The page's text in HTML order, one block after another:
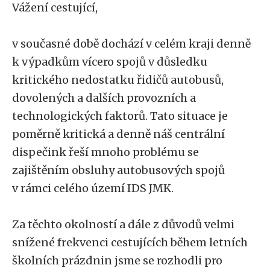
Vážení cestující,
v současné době dochází v celém kraji denně
k výpadkům vícero spojů v důsledku
kritického nedostatku řidičů autobusů,
dovolených a dalších provozních a
technologických faktorů. Tato situace je
poměrně kritická a denně náš centrální
dispečink řeší mnoho problému se
zajištěním obsluhy autobusových spojů
v rámci celého území IDS JMK.
Za těchto okolností a dále z důvodů velmi
snížené frekvenci cestujících během letních
školních prázdnin jsme se rozhodli pro